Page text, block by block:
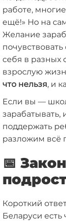
работе,
ещё!» Но на
Желание
себя в разных
взрослую
что нельзя, и
Если вы —
зарабатывать,
поддержать
разложим всё
📅
Короткий
Беларуси